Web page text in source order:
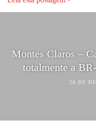
Montes Claros –
totalmente a
26 DE